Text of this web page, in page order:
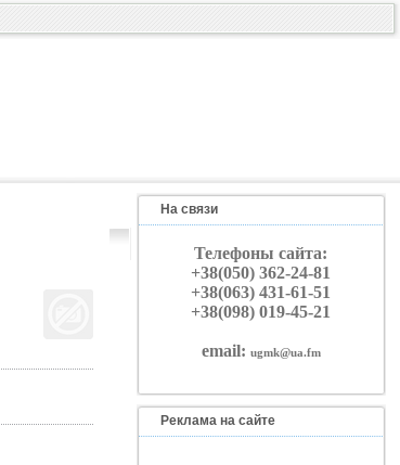
На связи
Телефоны сайта:
+38(050) 362-24-81
+38(063) 431-61-51
+38(098) 019-45-21
email: ugmk@ua.fm
Реклама на сайте